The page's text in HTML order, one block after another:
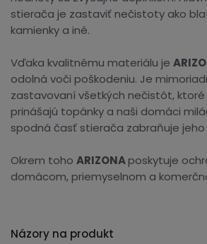
stierača je zastaviť nečistoty ako
kamienky a iné.
Vďaka kvalitnému materiálu je
odolná voči poškodeniu. Je
zastavovaní všetkých nečistôt,
prinášajú topánky a naši domáci
spodná časť stierača zabraňuje jeho
Okrem toho ARIZONAposkytuje
domácom, priemyselnom a
Názory na produkt